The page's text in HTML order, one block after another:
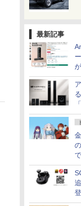
最新記事
報